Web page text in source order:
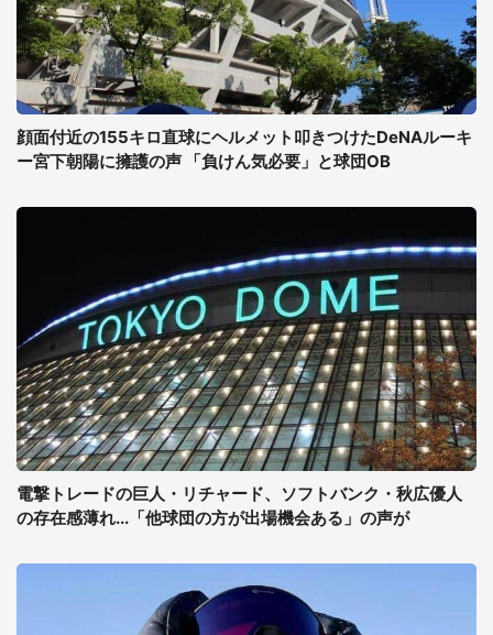
顔面付近の155キロ直球にヘルメット叩きつけたDeNAルーキ
ー宮下朝陽に擁護の声 「負けん気必要」と球団OB
電撃トレードの巨人・リチャード、ソフトバンク・秋広優人
の存在感薄れ...「他球団の方が出場機会ある」の声が